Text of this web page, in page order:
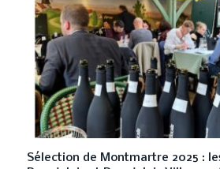
Sélection de Montmartre 2025 :